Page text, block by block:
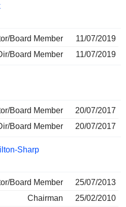
Board Member
11/07/2019
Board Member
11/07/2019
Board Member
20/07/2017
Board Member
20/07/2017
Sharp
Board Member
25/07/2013
Chairman
25/02/2010